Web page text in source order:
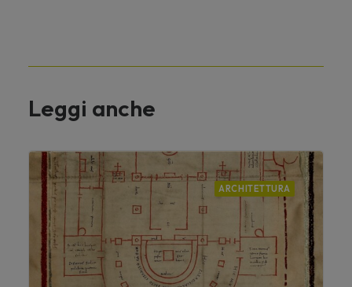
Leggi anche
ARCHITETTURA